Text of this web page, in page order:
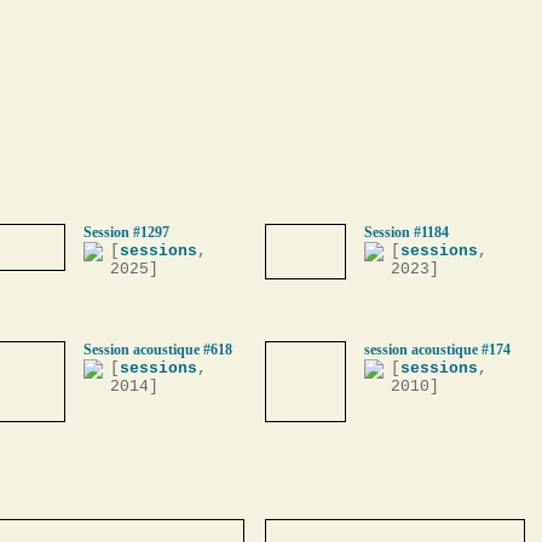
Session #1297
sessions ,
2025]
Session #1184
sessions ,
2023]
Session acoustique #618
sessions ,
2014]
session acoustique #174
sessions ,
2010]